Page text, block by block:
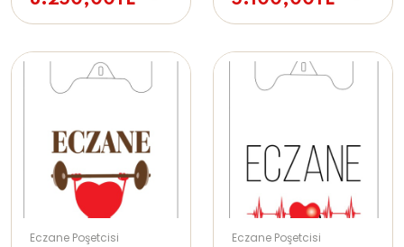
Eczane Poşetcisi
Eczane Poşetcisi